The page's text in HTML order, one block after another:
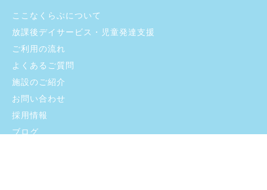
ここなくらぶについて
放課後デイサービス・児童発達支援
ご利用の流れ
よくあるご質問
施設のご紹介
お問い合わせ
採用情報
ブログ